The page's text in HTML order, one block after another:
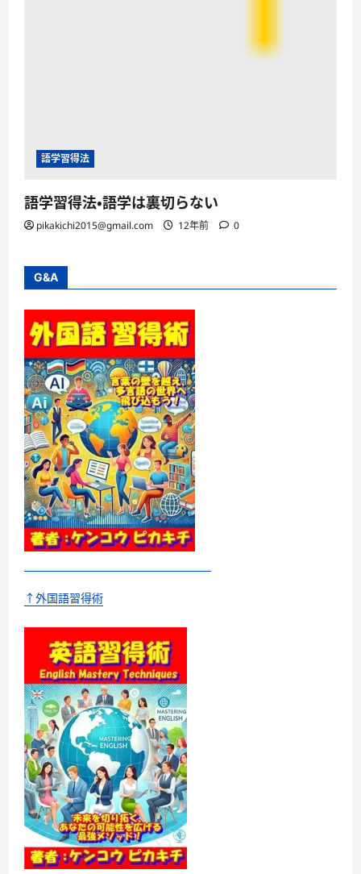
語学習得法
語学習得法・語学は裏切らない
pikakichi2015@gmail.com 12年前 0
G&A
↑外国語習得術